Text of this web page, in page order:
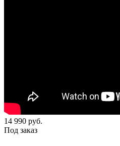
14 990 руб.
Под заказ